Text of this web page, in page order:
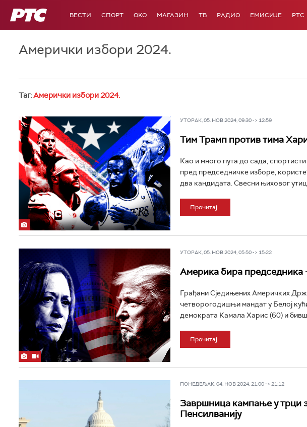
РТС ВЕСТИ СПОРТ OKO МАГАЗИН ТВ РАДИО ЕМИСИЈЕ РТС
Амерички избори 2024.
Таг:Амерички избори 2024.
УТОРАК, 05. НОВ 2024, 09:30 -> 12:59
Тим Трамп против тима
Као и много пута до сада,
пред председничке изборе,
два кандидата. Свесни њиховог
Прочитај
УТОРАК, 05. НОВ 2024, 05:50 -> 15:22
Америка бира
Грађани Сједињених Америчких
четворогодишњи мандат у Белој
демократа Камала Харис (60) и
Прочитај
ПОНЕДЕЉАК, 04. НОВ 2024, 21:00 -> 21:12
Завршница кампање у трци
Пенсилванију